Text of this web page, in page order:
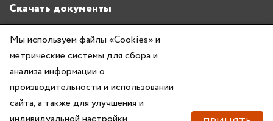
Скачать документы
Прайс
Каталог ГОФРОМАТИК
Мы используем файлы «Cookies» и
метрические системы для сбора и
анализа информации о
производительности и использовании
сайта, а также для улучшения и